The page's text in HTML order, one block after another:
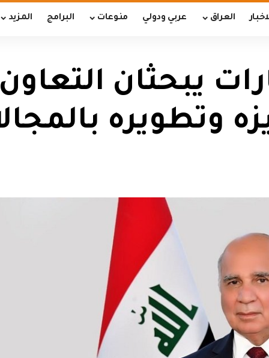
العراق عربي ودولي منوعات البرامج المزيد
يبحثان
وتطويره